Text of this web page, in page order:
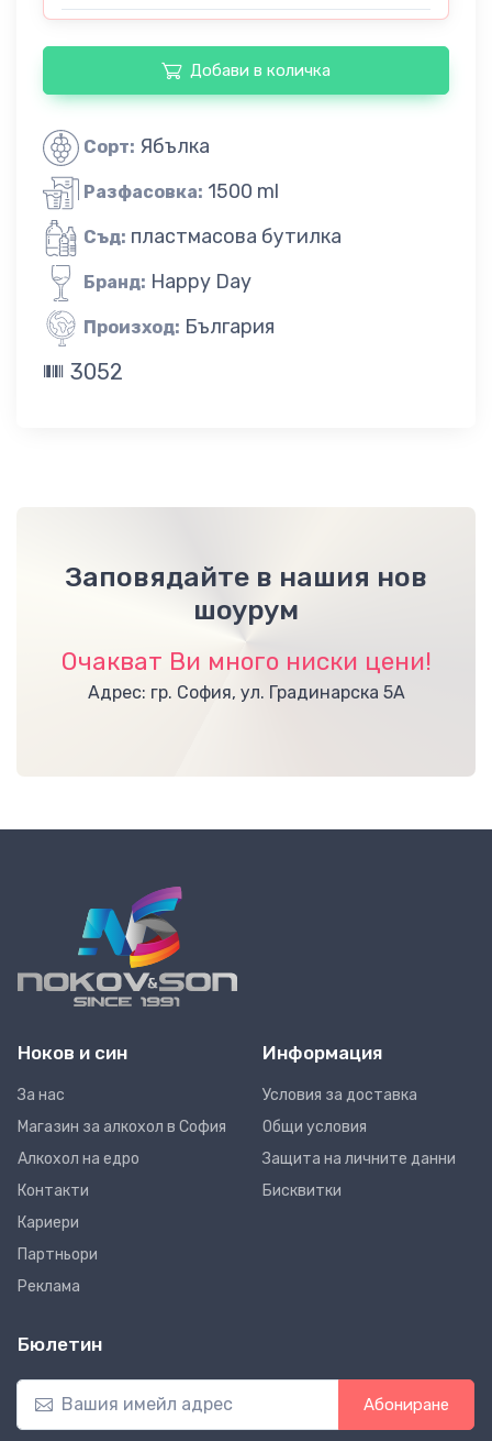
Добави в количка
Сорт: Ябълка
Разфасовка: 1500 ml
Съд: пластмасова бутилка
Бранд: Happy Day
Произход: България
3052
Заповядайте в нашия нов
шоурум
Очакват Ви много ниски цени!
Адрес: гр. София, ул. Градинарска 5А
Ноков и син
За нас
Магазин за алкохол в София
Алкохол на едро
Контакти
Кариери
Партньори
Реклама
Информация
Условия за доставка
Общи условия
Защита на личните данни
Бисквитки
Бюлетин
Абониране